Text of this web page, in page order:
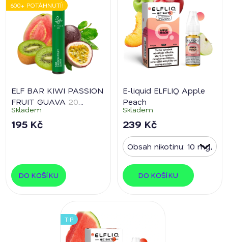
600+ POTÁHNUTÍ!
ELF BAR KIWI PASSION
FRUIT GUAVA 20
mg/ml
Skladem
195 Kč
DO KOŠÍKU
E-liquid ELFLIQ Apple
Peach
Skladem
239 Kč
DO KOŠÍKU
TIP